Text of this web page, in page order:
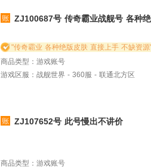
ZJ100687号 传奇霸业战舰号 各种
"传奇霸业 各种绝版皮肤 直接上手 不缺资源
商品类型：游戏账号
游戏区服：战舰世界 - 360服 - 联通北方区
ZJ107652号 此号慢出不讲价
商品类型：游戏账号